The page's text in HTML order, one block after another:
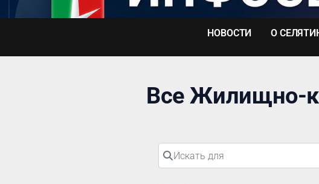
Перейти
НОВОСТИ О
Все Жилищно-
Искать для